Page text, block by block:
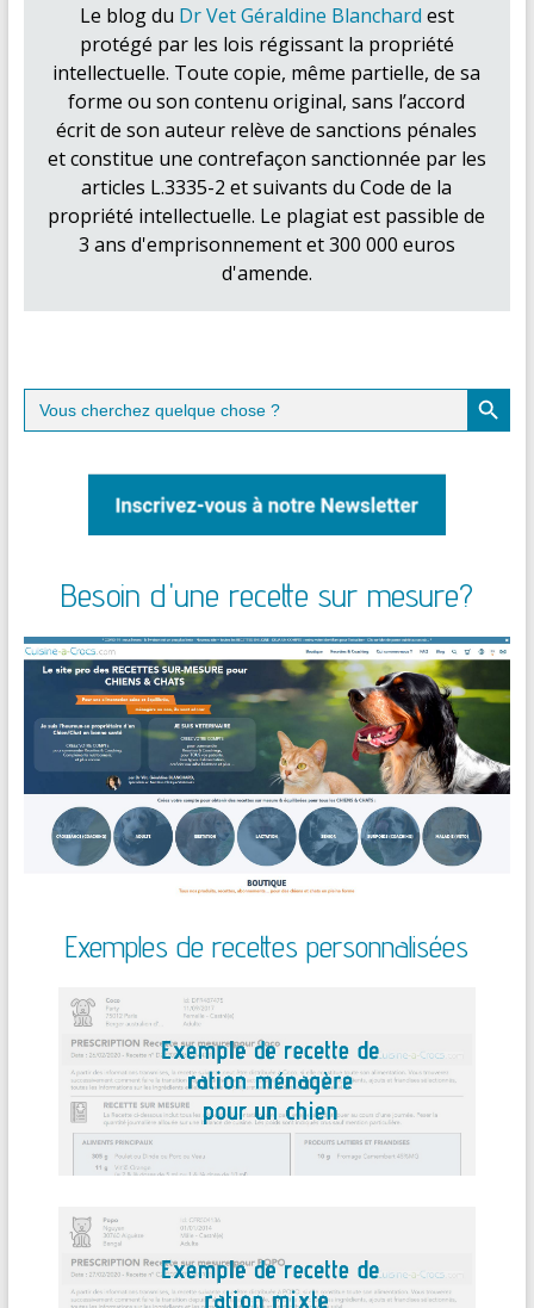
Le blog du Dr Vet Géraldine Blanchard est
protégé par les lois régissant la propriété
intellectuelle. Toute copie, même partielle, de sa
forme ou son contenu original, sans l’accord
écrit de son auteur relève de sanctions pénales
et constitue une contrefaçon sanctionnée par les
articles L.3335-2 et suivants du Code de la
propriété intellectuelle. Le plagiat est passible de
3 ans d'emprisonnement et 300 000 euros
d'amende.
Search
for:
Search Button
Besoin d'une recette sur mesure?
Exemples de recettes personnalisées